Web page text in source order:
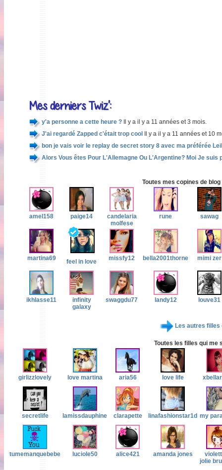
Mes derniers Twiz':
y'a personne a cette heure ? Il y a il y a 11 années et 3 mois.
J'ai regardé Zapped c'était trop cool
Il y a il y a 11 années et 10
bon je vais voir le replay de secret story 8 avec ma préférée
Alors Vous êtes Pour L'Allemagne Ou L'Argentine? Moi Je suis
Toutes mes copines de
amel158 paige14
candelaria
molfese
rune sawag
martina69 feel in love missfy12 bella2001thorne mimi zer
ikhlasse11
infinity
galaxy
swaggdu77 landy12 louve31
Les autres filles
Toutes les filles qui me
girlizzlovely love martina aria56 love life
secretlife lamissdauphine clarapette linafashionstar1d my
tumemanquebebe luciole50 alice421 amanda jones
jolie